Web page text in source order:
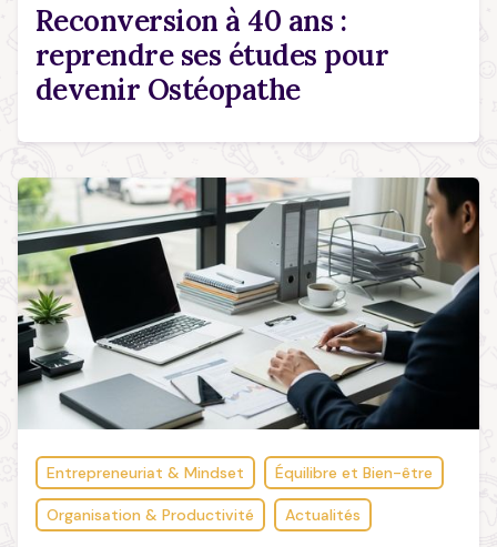
Reconversion à 40 ans :
reprendre ses études pour
devenir Ostéopathe
Entrepreneuriat & Mindset Équilibre et Bien-être
Organisation & Productivité Actualités